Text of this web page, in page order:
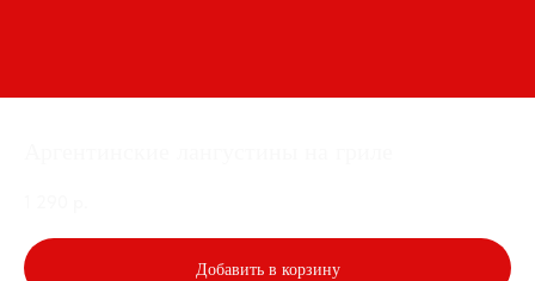
Добавить в корзину